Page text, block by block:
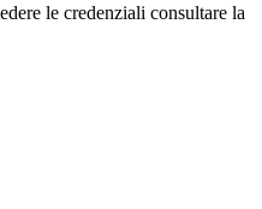
le credenziali consultare la